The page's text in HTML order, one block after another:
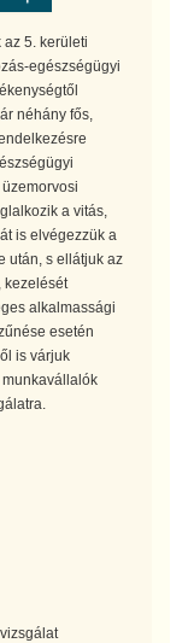
5. kerületi
egészségügyi
néhány fős,
a vitás,
is elvégezzük a
után, s ellátjuk az
kezelését
alkalmassági
esetén
is várjuk